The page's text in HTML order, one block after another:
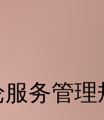
务管理